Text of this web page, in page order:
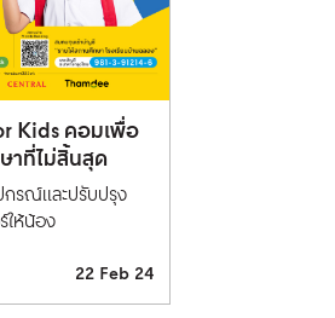
Kids คอมเพื่อ
าที่ไม่สิ้นสุด
รณ์และปรับปรุง
ห้น้อง
22 Feb 24